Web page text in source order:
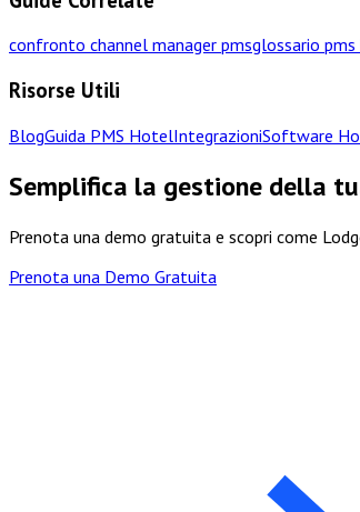
confronto channel manager pmsglossario
Risorse Utili
BlogGuida PMS HotelIntegrazioniSoftware
Semplifica la gestione della
Prenota una demo gratuita e scopri come
Prenota una Demo Gratuita